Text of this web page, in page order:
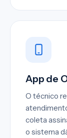
App de
O técnico
coleta
o sistema